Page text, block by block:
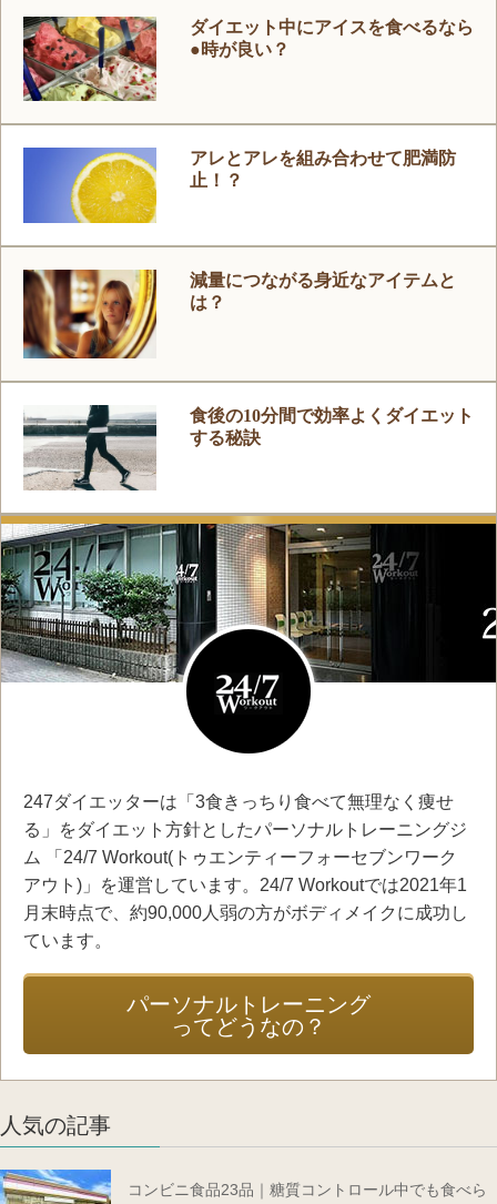
ダイエット中にアイスを食べるなら
●時が良い？
アレとアレを組み合わせて肥満防
止！？
減量につながる身近なアイテムと
は？
食後の10分間で効率よくダイエット
する秘訣
247ダイエッターは「3食きっちり食べて無理なく痩せ
る」をダイエット方針としたパーソナルトレーニングジ
ム 「24/7 Workout(トゥエンティーフォーセブンワーク
アウト)」を運営しています。24/7 Workoutでは2021年1
月末時点で、約90,000人弱の方がボディメイクに成功し
ています。
パーソナルトレーニング
ってどうなの？
人気の記事
コンビニ食品23品｜糖質コントロール中でも食べら